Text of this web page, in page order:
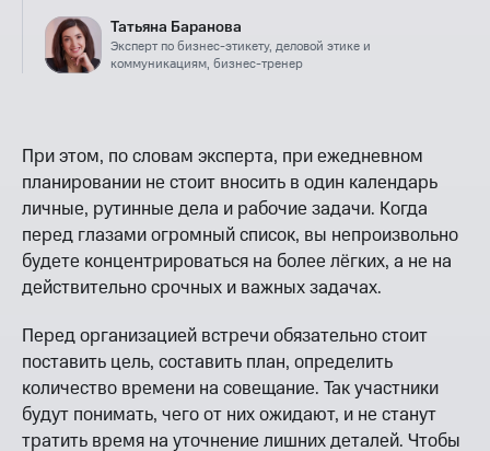
Татьяна Баранова
Эксперт по бизнес-этикету, деловой этике и
коммуникациям, бизнес-тренер
При этом, по словам эксперта, при ежедневном
планировании не стоит вносить в один календарь
личные, рутинные дела и рабочие задачи. Когда
перед глазами огромный список, вы непроизвольно
будете концентрироваться на более лёгких, а не на
действительно срочных и важных задачах.
Перед организацией встречи обязательно стоит
поставить цель, составить план, определить
количество времени на совещание. Так участники
будут понимать, чего от них ожидают, и не станут
тратить время на уточнение лишних деталей. Чтобы